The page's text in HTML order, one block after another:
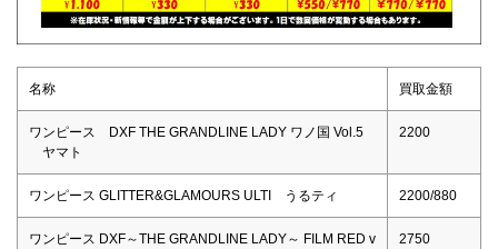
名称 買取金額
ワンピース DXF THE GRANDLINE LADY ワノ国 Vol.5
ヤマト
2200
ワンピース GLITTER&GLAMOURS ULTI うるティ 2200/880
ワンピース DXF～THE GRANDLINE LADY～ FILM RED v
2750